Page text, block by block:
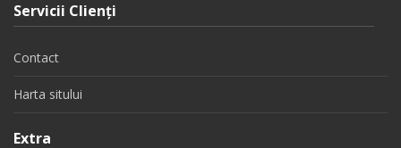
Servicii Clienţi
Contact
Harta sitului
Extra